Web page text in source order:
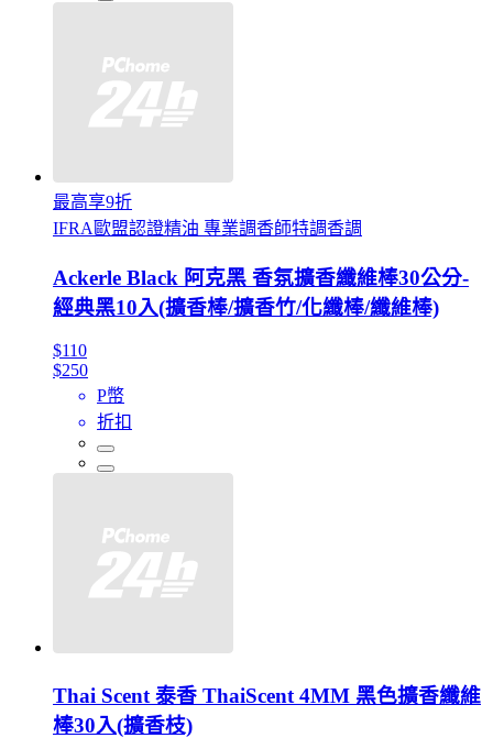
最高享9折
IFRA歐盟認證精油 專業調香師特調香調
Ackerle Black 阿克黑 香氛擴香纖維棒30公分-
經典黑10入(擴香棒/擴香竹/化纖棒/纖維棒)
$110
$250
P幣
折扣
Thai Scent 泰香 ThaiScent 4MM 黑色擴香纖維
棒30入(擴香枝)